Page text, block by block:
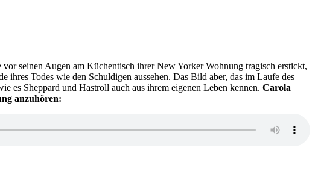
seinen Augen am Küchentisch ihrer New Yorker Wohnung tragisch erstickt,
Todes wie den Schuldigen aussehen. Das Bild aber, das im Laufe des
es Sheppard und Hastroll auch aus ihrem eigenen Leben kennen. Carola
anzuhören: